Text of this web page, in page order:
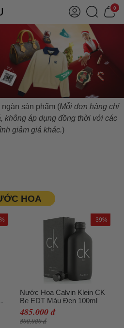
0
sản phẩm (Mỗi đơn hàng chỉ
không áp dụng đồng thời với các
giảm giá khác.)
HOA
Nước Hoa Calvin Klein CK
Be EDT Màu Đen 100ml
485.000 đ
800.000 đ
-39%